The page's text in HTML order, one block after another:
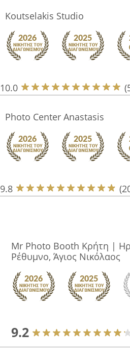
Koutselakis Studio
10.0
Photo Center Anastasis
9.8
Mr Photo Booth Κρήτη |
Ρέθυμνο, Άγιος Νικόλαος
9.2